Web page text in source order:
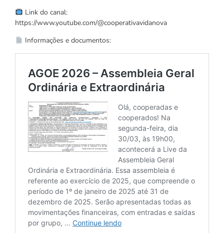
Link do canal:
https://www.youtube.com/@cooperativavidanova
Informações e documentos: